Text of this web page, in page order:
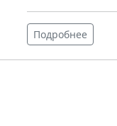
Подробнее